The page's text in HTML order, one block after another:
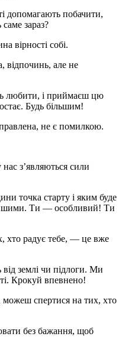
допомагають побачити,
зараз?
вірності собі.
відпочинь, але не
любити, і приймаєш цю
Будь більшим!
не є помилкою.
з’являються сили
точка старту і яким буде
Ти — особливий! Ти
хто радує тебе, — це вже
землі чи підлоги. Ми
Крокуй впевнено!
можеш спертися на тих, хто
без бажання, щоб